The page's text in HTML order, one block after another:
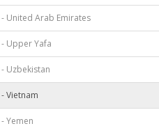
- United Arab Emirates
- Upper Yafa
- Uzbekistan
- Vietnam
- Yemen